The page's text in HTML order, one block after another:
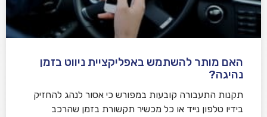
האם מותר להשתמש באפליקציית ניווט בזמן
נהיגה?
תקנות התעבורה קובעות במפורש כי אסור לנהג להחזיק
בידיו טלפון נייד או כל מכשיר תקשורת בזמן שהרכב